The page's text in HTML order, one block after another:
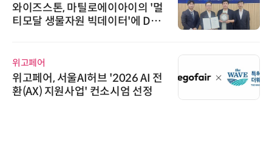
이즈스톤, 마틸로에이아이의 '멀
모달 생물자원 빅데이터'에 DQ
고페어
고페어, 서울AI허브 '2026 AI 전
(AX) 지원사업' 컨소시엄 선정
'자
어
“
AI